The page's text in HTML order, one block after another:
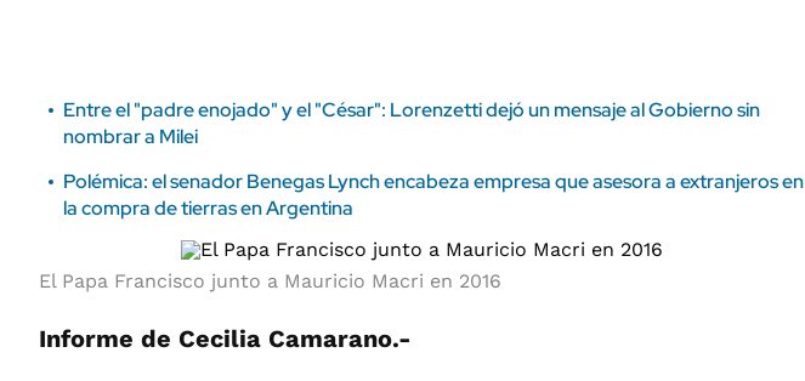
Entre el "padre enojado" y el "César": Lorenzetti dejó un mensaje al Gobierno sin
nombrar a Milei
Polémica: el senador Benegas Lynch encabeza empresa que asesora a extranjeros en
la compra de tierras en Argentina
El Papa Francisco junto a Mauricio Macri en 2016
Informe de Cecilia Camarano.-